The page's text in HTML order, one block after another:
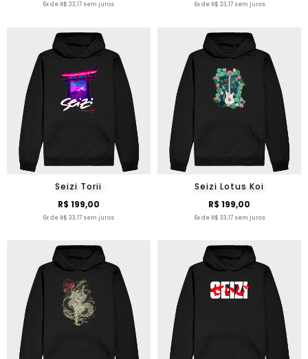
6x de R$ 33,17 sem juros 6x de R$ 33,17 sem juros
Seizi Torii
R$ 199,00
6x de R$ 33,17 sem juros
Seizi Lotus Koi
R$ 199,00
6x de R$ 33,17 sem juros